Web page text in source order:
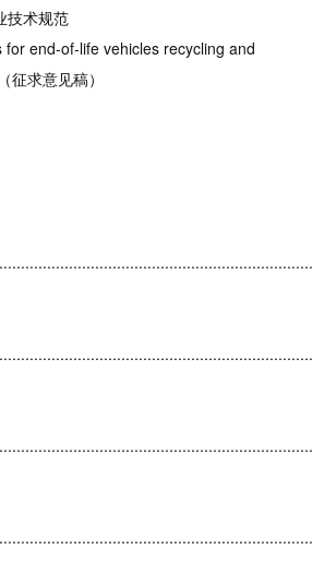
技术规范
end-of-life vehicles recycling and
求意见稿）